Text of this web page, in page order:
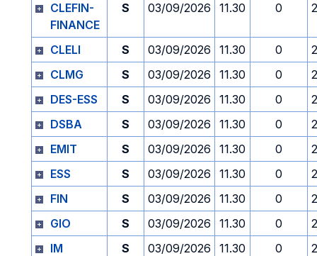
CLEFIN-
FINANCE
S 03/09/2026 11.30 0
CLELI S 03/09/2026 11.30 0
CLMG
S 03/09/2026 11.30 0
DES-ESS
S 03/09/2026 11.30 0
DSBA
S 03/09/2026 11.30 0
EMIT
S 03/09/2026 11.30 0
ESS
S 03/09/2026 11.30 0
FIN
S 03/09/2026 11.30 0
GIO
S 03/09/2026 11.30 0
IM
S 03/09/2026 11.30 0